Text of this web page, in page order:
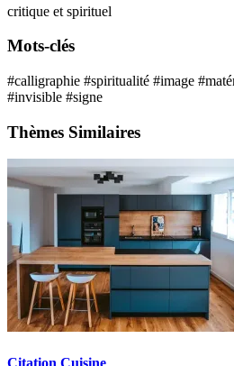
critique et spirituel
Mots-clés
#calligraphie #spiritualité #image
#invisible #signe
Thèmes Similaires
Citation Cuisine